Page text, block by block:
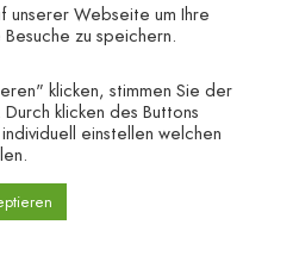
zurück. Dank der Cookies
sind. In einigen Browsern hat
in anderen wie
Cookies in einer einzigen
unserer Webseite um Ihre
zu speichern.
klicken, stimmen Sie der
klicken des Buttons
einstellen welchen